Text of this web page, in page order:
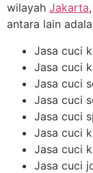
wilayah Jakarta
antara lain
Jasa cuci
Jasa cuci
Jasa cuci
Jasa cuci
Jasa cuci
Jasa cuci
Jasa cuci
Jasa cuci